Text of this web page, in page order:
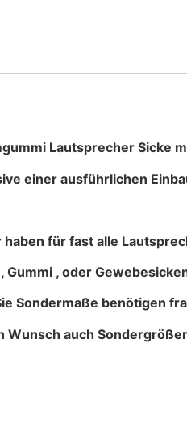
Sicke mit
einer ausführlichen
haben für fast alle
Gummi , oder
Sondermaße benötigen
Wunsch auch